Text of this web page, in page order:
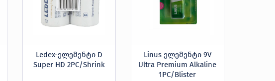
Ledex-ელემენტი D
Super HD 2PC/Shrink
Linus ელემენტი 9V
Ultra Premium Alkaline
1PC/Blister